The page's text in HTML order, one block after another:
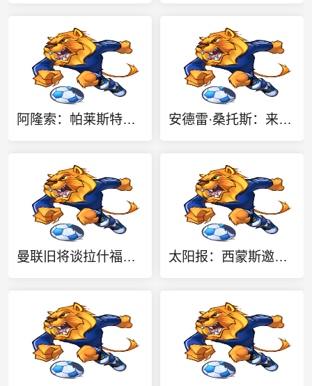
阿隆索：帕莱斯特拉每场都在变得更好，他的球风非常灵活多变 安德雷·桑托斯：来到曼联后这里就像我的家，我内心格外开心
曼联旧将谈拉什福德：想不通，为世界最大的俱乐部踢球怎会不享受 太阳报：西蒙斯邀请车祸离世小球员家属观看比赛，参观热刺基地